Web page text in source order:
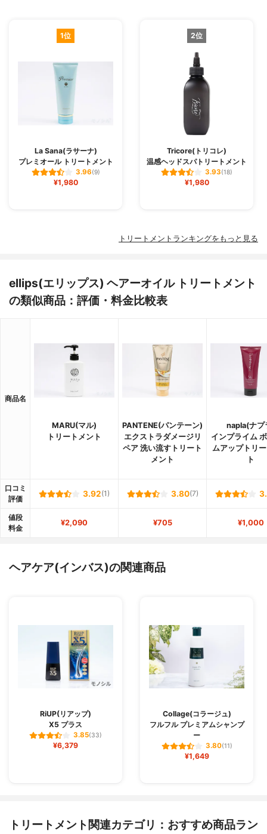
1位
La Sana(ラサーナ)
プレミオール トリートメント
3.96(9)
¥1,980
2位
Tricore(トリコレ)
温感ヘッドスパトリートメント
3.93(18)
¥1,980
トリートメントランキングをもっと見る
ellips(エリップス) ヘアーオイル トリートメント
の類似商品：評価・料金比較表
商品名
MARU(マル)
トリートメント
PANTENE(パンテーン)
エクストラダメージリ
ペア 洗い流すトリート
メント
napla(ナプ
インプライム
ムアップトリ
ト
口コミ
評価
3.92(1) 3.80(7)
値段
料金
¥2,090 ¥705 ¥1,000
ヘアケア(インバス)の関連商品
RiUP(リアップ)
X5 プラス
3.85(33)
¥6,379
Collage(コラージュ)
フルフル プレミアムシャンプ
ー
3.80(11)
¥1,649
トリートメント関連カテゴリ：おすすめ商品ラン